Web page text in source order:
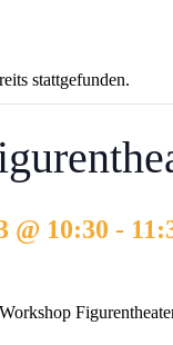
stattgefunden.
@ 10:30 -